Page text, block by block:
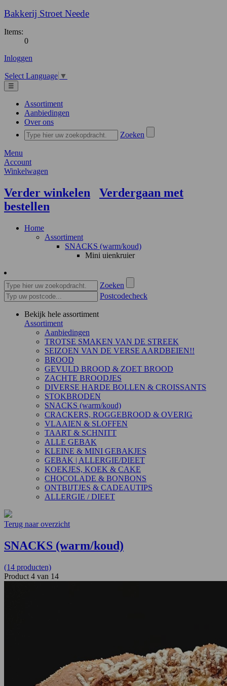
Bakkerij Stroet Neede
Items:
0
Inloggen
Select Language ▼
☰
Assortiment
Aanbiedingen
Over ons
Zoeken
Menu
Account
Winkelwagen
Verder winkelen
Verdergaan met
bestellen
Home
Assortiment
SNACKS (warm/koud)
Mini uienkruier
Zoeken
Postcodecheck
Bekijk hele assortiment
Assortiment
Aanbiedingen
TROTSE SMAKEN VAN DE STREEK
SEIZOEN VAN DE VERSE AARDBEIEN!!
BROOD
GEVULD BROOD & ZOET BROOD
ZACHTE BROODJES
DIVERSE HARDE BOLLEN & CROISSANTS
STOKBRODEN
SNACKS (warm/koud)
CRACKERS, ROGGEBROOD & OVERIG
VLAAIEN & SLOFFEN
TAART & SCHNITT
ALLE GEBAK
KLEINE & MINI GEBAKJES
GEBAK | ALLERGIE/DIEET
KOEKJES, KOEK & CAKE
CHOCOLADE & BONBONS
ONTBIJTJES & CADEAUTIPS
ALLERGIE / DIEET
Terug naar overzicht
SNACKS (warm/koud)
(14 producten)
Product 4 van 14